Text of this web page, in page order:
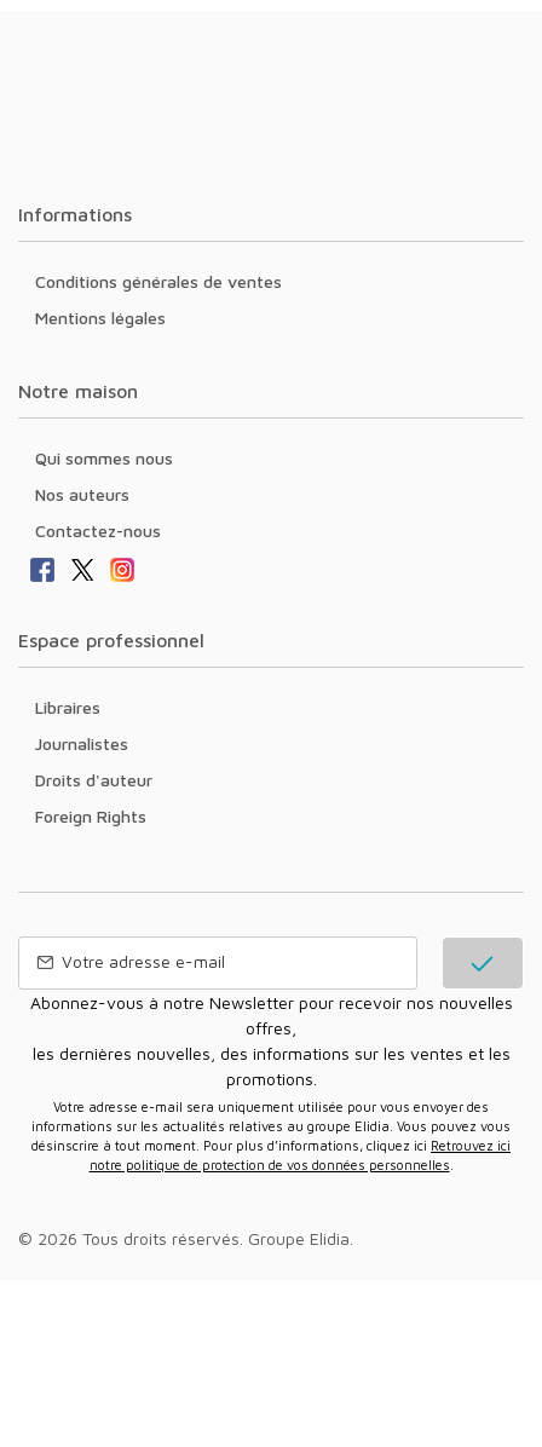
Informations
Conditions générales de ventes
Mentions légales
Notre maison
Qui sommes nous
Nos auteurs
Contactez-nous
Espace professionnel
Libraires
Journalistes
Droits d'auteur
Foreign Rights
Abonnez-vous à notre Newsletter pour recevoir nos nouvelles
offres,
les dernières nouvelles, des informations sur les ventes et les
promotions.
Votre adresse e-mail sera uniquement utilisée pour vous envoyer des
informations sur les actualités relatives au groupe Elidia. Vous pouvez vous
désinscrire à tout moment. Pour plus d’informations, cliquez ici Retrouvez ici
notre politique de protection de vos données personnelles
© 2026 Tous droits réservés. Groupe Elidia